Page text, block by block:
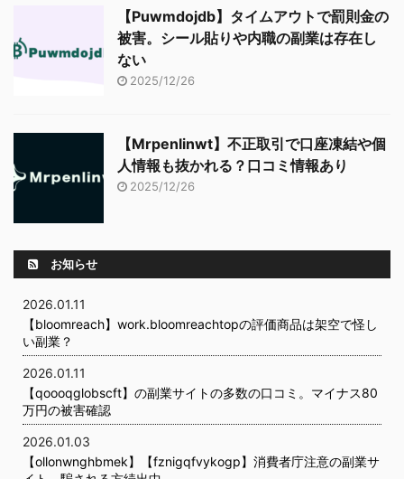
【Puwmdojdb】タイムアウトで罰則金の
被害。シール貼りや内職の副業は存在し
ない
2025/12/26
【Mrpenlinwt】不正取引で口座凍結や個
人情報も抜かれる？口コミ情報あり
2025/12/26
お知らせ
2026.01.11
【bloomreach】work.bloomreachtopの評価商品は架空で怪し
い副業？
2026.01.11
【qoooqglobscft】の副業サイトの多数の口コミ。マイナス80
万円の被害確認
2026.01.03
【ollonwnghbmek】【fznigqfvykogp】消費者庁注意の副業サ